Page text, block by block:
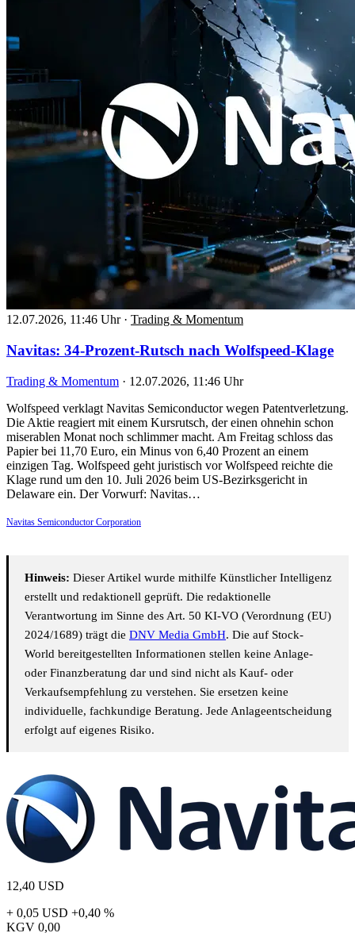
12.07.2026, 11:46 Uhr · Trading & Momentum
Navitas: 34-Prozent-Rutsch nach Wolfspeed-Klage
Trading & Momentum · 12.07.2026, 11:46 Uhr
Wolfspeed verklagt Navitas Semiconductor wegen Patentverletzung.
Die Aktie reagiert mit einem Kursrutsch, der einen ohnehin schon
miserablen Monat noch schlimmer macht. Am Freitag schloss das
Papier bei 11,70 Euro, ein Minus von 6,40 Prozent an einem
einzigen Tag. Wolfspeed geht juristisch vor Wolfspeed reichte die
Klage rund um den 10. Juli 2026 beim US-Bezirksgericht in
Delaware ein. Der Vorwurf: Navitas…
Navitas Semiconductor Corporation
Hinweis: Dieser Artikel wurde mithilfe Künstlicher Intelligenz
erstellt und redaktionell geprüft. Die redaktionelle
Verantwortung im Sinne des Art. 50 KI-VO (Verordnung (EU)
2024/1689) trägt die DNV Media GmbH. Die auf Stock-
World bereitgestellten Informationen stellen keine Anlage-
oder Finanzberatung dar und sind nicht als Kauf- oder
Verkaufsempfehlung zu verstehen. Sie ersetzen keine
individuelle, fachkundige Beratung. Jede Anlageentscheidung
erfolgt auf eigenes Risiko.
12,40 USD
+ 0,05 USD +0,40 %
KGV 0,00